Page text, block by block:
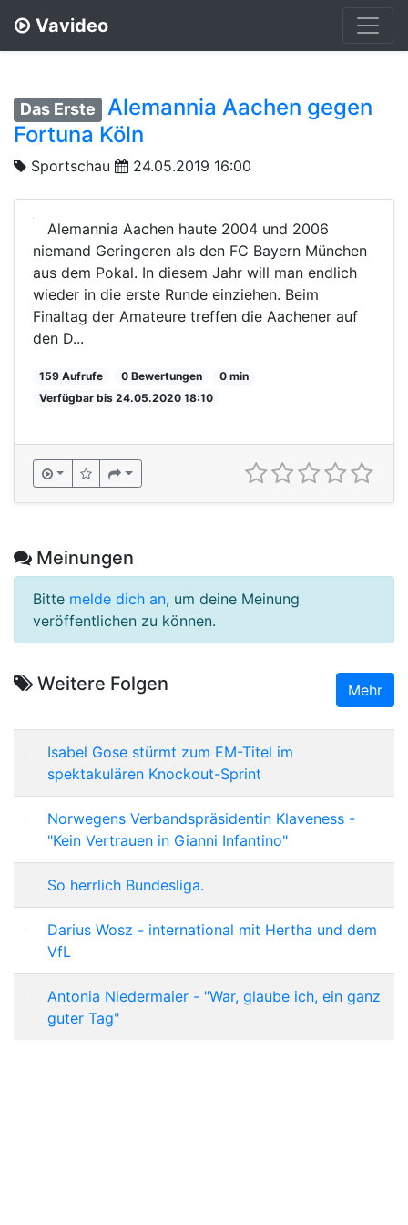
Vavideo
Das Erste
Alemannia Aachen gegen
Fortuna Köln
Sportschau 24.05.2019 16:00
Alemannia Aachen haute 2004 und 2006
niemand Geringeren als den FC Bayern München
aus dem Pokal. In diesem Jahr will man endlich
wieder in die erste Runde einziehen. Beim
Finaltag der Amateure treffen die Aachener auf
den D...
159 Aufrufe 0 Bewertungen
0 min
Verfügbar bis 24.05.2020 18:10
Meinungen
Bitte melde dich an, um deine Meinung
veröffentlichen zu können.
Weitere Folgen Mehr
Isabel Gose stürmt zum EM-Titel im
spektakulären Knockout-Sprint
Norwegens Verbandspräsidentin Klaveness -
"Kein Vertrauen in Gianni Infantino"
So herrlich Bundesliga.
Darius Wosz - international mit Hertha und dem
VfL
Antonia Niedermaier - "War, glaube ich, ein ganz
guter Tag"